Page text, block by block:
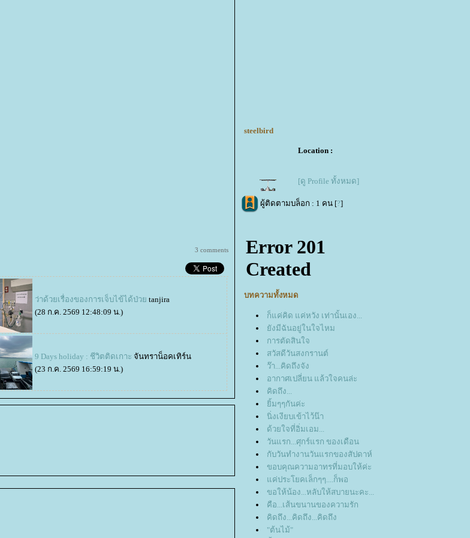
3 comments
ว่าด้วยเรื่องของการเจ็บไข้ได้ป่ว tanjira
(28 ก.ค. 2569 12:48:09 น.)
9 Days holiday : ชีวิตติดเกาะ จันทราน็อคเทิร์น
(23 ก.ค. 2569 16:59:19 น.)
steelbird
Location :
[ดู Profile ทั้งหมด]
ผู้ติดตามบล็อก : 1 คน [?]
บทความทั้งหมด
ก็แค่คิด แค่หวัง เท่านั้นเอง...
ังมีฉันอยู่ในใจไหม
การตัดสินใจ
สวัสดีวันสงกรานต์
ว๊า...คิดถึงจัง
อากาศเปลี่ยน แล้วใจคนล่ะ
คิดถึง...
ิ้มๆๆกันค่ะ
นิ่งเงียบเข้าไว้น๊า
ด้วยใจที่อิ่มเอม...
วันแรก...ศุกร์แรก ของเดือน
กับวันทำงานวันแรกของสัปดาห์
ขอบคุณความอาทรที่มอบให้ค่ะ
ค่ประโยคเล็กๆๆ....ก็พอ
ขอให้น้อง...หลับให้สบายนะคะ...
คือ...เส้นขนานของความรัก
คิดถึง...คิดถึง...คิดถึง
"ต้นไม้"